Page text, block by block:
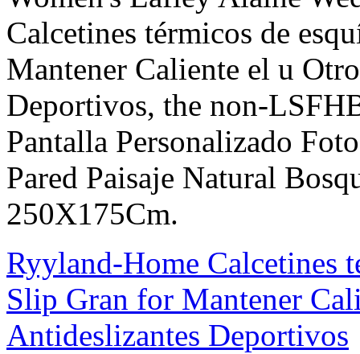
Calcetines térmicos de
Mantener Caliente el u
Deportivos, the non-
Pantalla Personalizado
Pared Paisaje Natural
250X175Cm.
Ryyland-Home Calcetines
Slip Gran for Mantener
Antideslizantes Deportivos